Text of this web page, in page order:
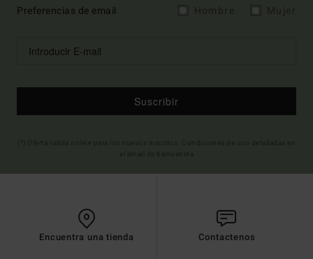
Preferencias de email
Suscribir
Encuentra una tienda Contactenos